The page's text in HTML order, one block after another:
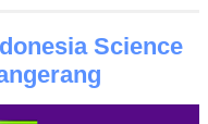
Science